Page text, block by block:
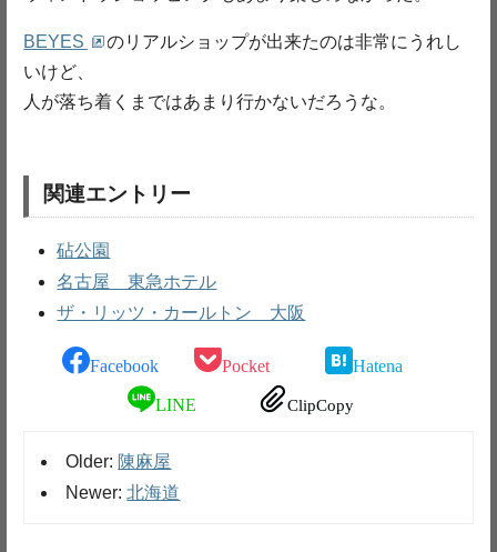
BEYES
のリアルショップが出来たのは非常にうれし
いけど、
人が落ち着くまではあまり行かないだろうな。
関連エントリー
砧公園
名古屋 東急ホテル
ザ・リッツ・カールトン 大阪
Facebook Pocket Hatena
LINE ClipCopy
Older: 陳麻屋
Newer:北海道